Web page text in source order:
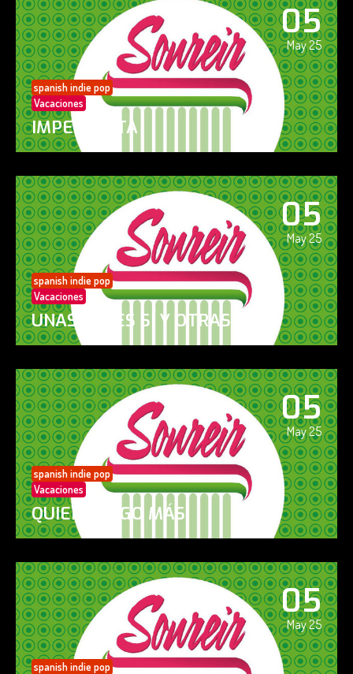
05
May 25
spanish indie pop
Vacaciones
IMPERFECTA
05
May 25
spanish indie pop
Vacaciones
UNAS VECES SÍ Y OTRAS NO
05
May 25
spanish indie pop
Vacaciones
QUIERO ALGO MÁS
05
May 25
spanish indie pop